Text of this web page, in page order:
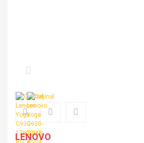
LENOVO